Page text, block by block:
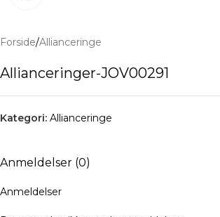
Forside/Allianceringe
Allianceringer-JOV00291
Kategori: Allianceringe
Anmeldelser (0)
Anmeldelser